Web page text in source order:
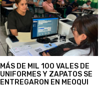
MÁS DE MIL 100 VALES DE
UNIFORMES Y ZAPATOS SE
ENTREGARON EN MEOQUI